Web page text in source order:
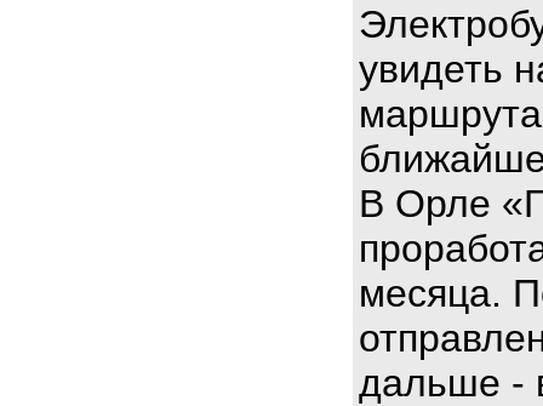
увидеть
В Орле
месяца.
дальше -